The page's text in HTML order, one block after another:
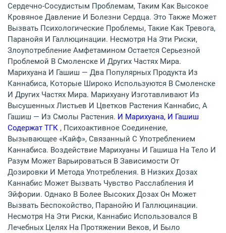
Сердечно-Сосудистым Проблемам, Таким Как Высокое
Кровяное Давление И Болезни Сердца. Это Также Может
Вызвать Психологические Проблемы, Такие Как Тревога,
Паранойя И Галлюцинации. Несмотря На Эти Риски,
Злоупотребление Амфетамином Остается Серьезной
Проблемой В Смоленске И Других Частях Мира.
Марихуана И Гашиш — Два Популярных Продукта Из
Каннабиса, Которые Широко Используются В Смоленске
И Других Частях Мира. Марихуану Изготавливают Из
Высушенных Листьев И Цветков Растения Каннабис, А
Гашиш — Из Смолы Растения. И Марихуана, И Гашиш
Содержат ТГК , Психоактивное Соединение,
Вызывающее «кайф», Связанный С Употреблением
Каннабиса. Воздействие Марихуаны И Гашиша На Тело И
Разум Может Варьироваться В Зависимости От
Дозировки И Метода Употребления. В Низких Дозах
Каннабис Может Вызвать Чувство Расслабления И
Эйфории. Однако В Более Высоких Дозах Он Может
Вызвать Беспокойство, Паранойю И Галлюцинации.
Несмотря На Эти Риски, Каннабис Использовался В
Лечебных Целях На Протяжении Веков, И Было